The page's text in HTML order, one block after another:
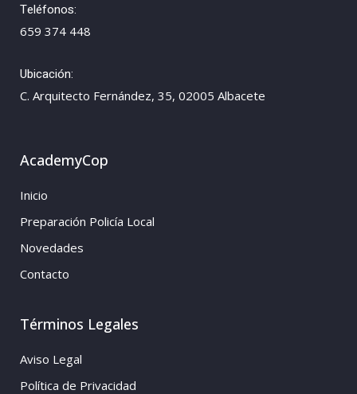
Teléfonos:
659 374 448
Ubicación:
C. Arquitecto Fernández, 35, 02005 Albacete
AcademyCop
Inicio
Preparación Policía Local
Novedades
Contacto
Términos Legales
Aviso Legal
Política de Privacidad